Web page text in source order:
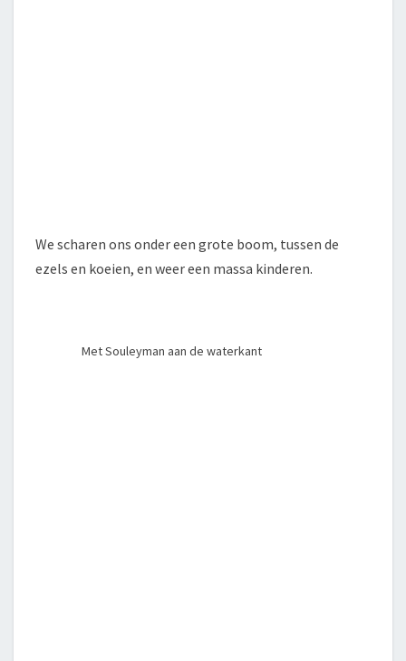
We scharen ons onder een grote boom, tussen de
ezels en koeien, en weer een massa kinderen.
Met Souleyman aan de waterkant